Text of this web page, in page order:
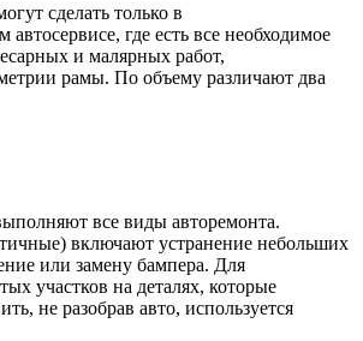
сделать только в
автосервисе, где есть все необходимое
и малярных работ,
рамы. По объему различают два
все виды авторемонта.
включают устранение небольших
или замену бампера. Для
участков на деталях, которые
не разобрав авто, используется